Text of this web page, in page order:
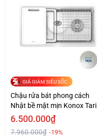
GIÁ GIẢM SIÊU SỐC
Chậu rửa bát phong cách
Nhật bề mặt mịn Konox Tari
780SM
6.500.000₫
7.960.000₫ -19%